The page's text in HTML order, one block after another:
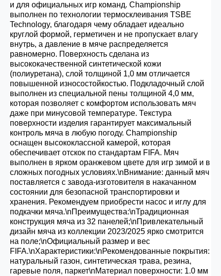
и для официальных игр команд. Championship
выполнен по технологии термосклеивания TSBE
Technology, благодаря чему обладает идеально
круглой формой, герметичен и не пропускает влагу
внутрь, а давление в мяче распределяется
равномерно. Поверхность сделана из
высококачественной синтетической кожи
(полиуретана), слой толщиной 1,0 мм отличается
повышенной износостойкостью. Подкладочный слой
выполнен из специальной пены толщиной 4,0 мм,
которая позволяет с комфортом использовать мяч
даже при минусовой температуре. Текстура
поверхности изделия гарантирует максимальный
контроль мяча в любую погоду. Championship
оснащен высококлассной камерой, которая
обеспечивает отскок по стандартам FIFA. Мяч
выполнен в ярком оранжевом цвете для игр зимой и в
сложных погодных условиях.\nВнимание: данный мяч
поставляется с завода-изготовителя в накачанном
состоянии для безопасной транспортировки и
хранения. Рекомендуем приобрести насос и иглу для
подкачки мяча.\nПреимущества:\nТрадиционная
конструкция мяча из 32 панелей;\nПривлекательный
дизайн мяча из коллекции 2023/2025 ярко смотрится
на поле;\nОфициальный размер и вес
FIFA.\nХарактеристики:\nРекомендованные покрытия:
натуральный газон, синтетическая трава, резина,
гаревые поля, паркет\nМатериал поверхности: 1.0 мм